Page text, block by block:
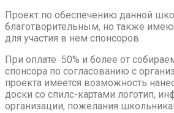
Проект по обеспечению данной
благотворительным, но также
для участия в нем спонсоров.
При оплате 50% и более от
спонсора по согласованию с
проекта имеется возможность
доски со спилс-картами логотип,
организации, пожелания